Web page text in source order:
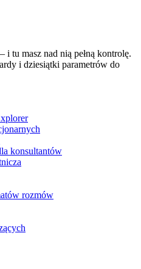
tu masz nad nią pełną kontrolę.
i dziesiątki parametrów do
konsultantów
rozmów